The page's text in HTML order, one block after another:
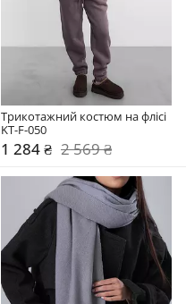
Трикотажний костюм на флісі
KT-F-050
1 284 ₴ 2 569 ₴